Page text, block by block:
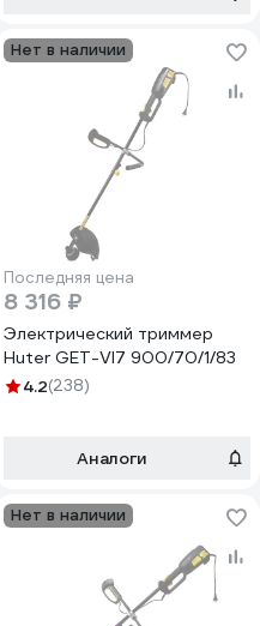
Нет в наличии
Последняя цена
8 316 ₽
Электрический триммер
Huter GET-VI7 900/70/1/83
4.2(238)
Аналоги
Нет в наличии